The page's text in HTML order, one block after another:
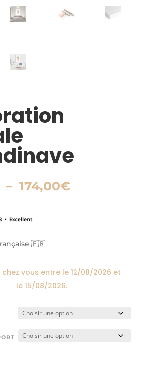
– 174,00€Plage
🇫🇷
chez vous entre le 12/08/2026 et
le 15/08/2026.